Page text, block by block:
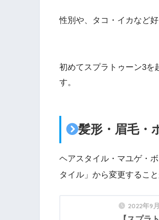
性別や、タコ・イカなど
初めてスプラトゥーン3を
す。
髪形・眉毛・
ヘアスタイル・マユゲ・
タイル」から変更すること
2022年9